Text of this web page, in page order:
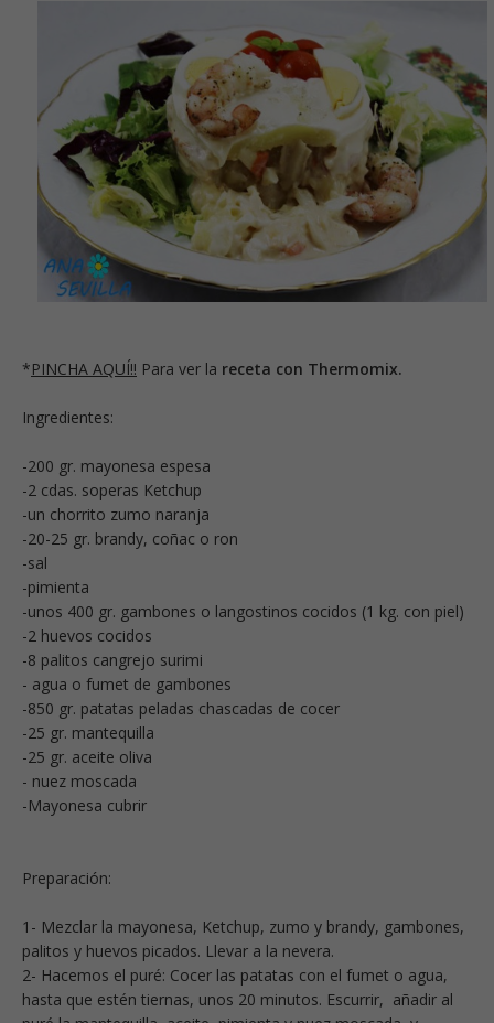
*PINCHA AQUÍ!! Para ver la receta con Thermomix.
Ingredientes:
-200 gr. mayonesa espesa
-2 cdas. soperas Ketchup
-un chorrito zumo naranja
-20-25 gr. brandy, coñac o ron
-sal
-pimienta
-unos 400 gr. gambones o langostinos cocidos (1 kg. con piel)
-2 huevos cocidos
-8 palitos cangrejo surimi
- agua o fumet de gambones
-850 gr. patatas peladas chascadas de cocer
-25 gr. mantequilla
-25 gr. aceite oliva
- nuez moscada
-Mayonesa cubrir
Preparación:
1- Mezclar la mayonesa, Ketchup, zumo y brandy, gambones,
palitos y huevos picados. Llevar a la nevera.
2- Hacemos el puré: Cocer las patatas con el fumet o agua,
hasta que estén tiernas, unos 20 minutos. Escurrir, añadir al